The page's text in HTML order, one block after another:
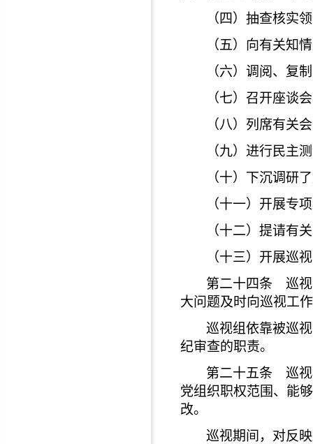
（四）抽查核实
（五）向有关知
（六）调阅、复
（七）召开座谈
（八）列席有关
（九）进行民主
（十）下沉调研
（十一）开展专
（十二）提请有
（十三）开展巡
第二十四条 巡视
大问题及时向巡视工
巡视组依靠被巡
纪审查的职责。
第二十五条 巡视
党组织职权范围、能
改。
巡视期间，对反